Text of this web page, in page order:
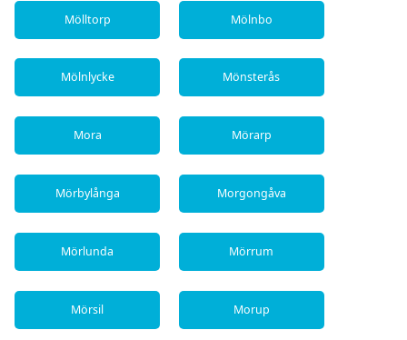
Mölltorp Mölnbo
Mölnlycke Mönsterås
Mora Mörarp
Mörbylånga Morgongåva
Mörlunda Mörrum
Mörsil Morup